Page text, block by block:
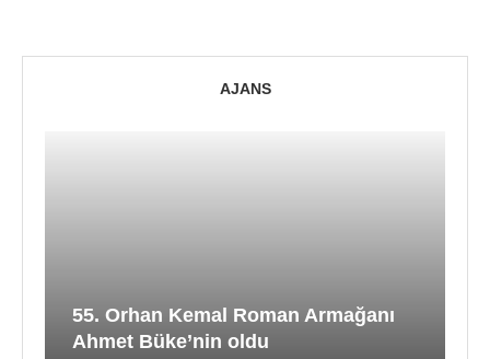
AJANS
55. Orhan Kemal Roman Armağanı
Ahmet Büke’nin oldu